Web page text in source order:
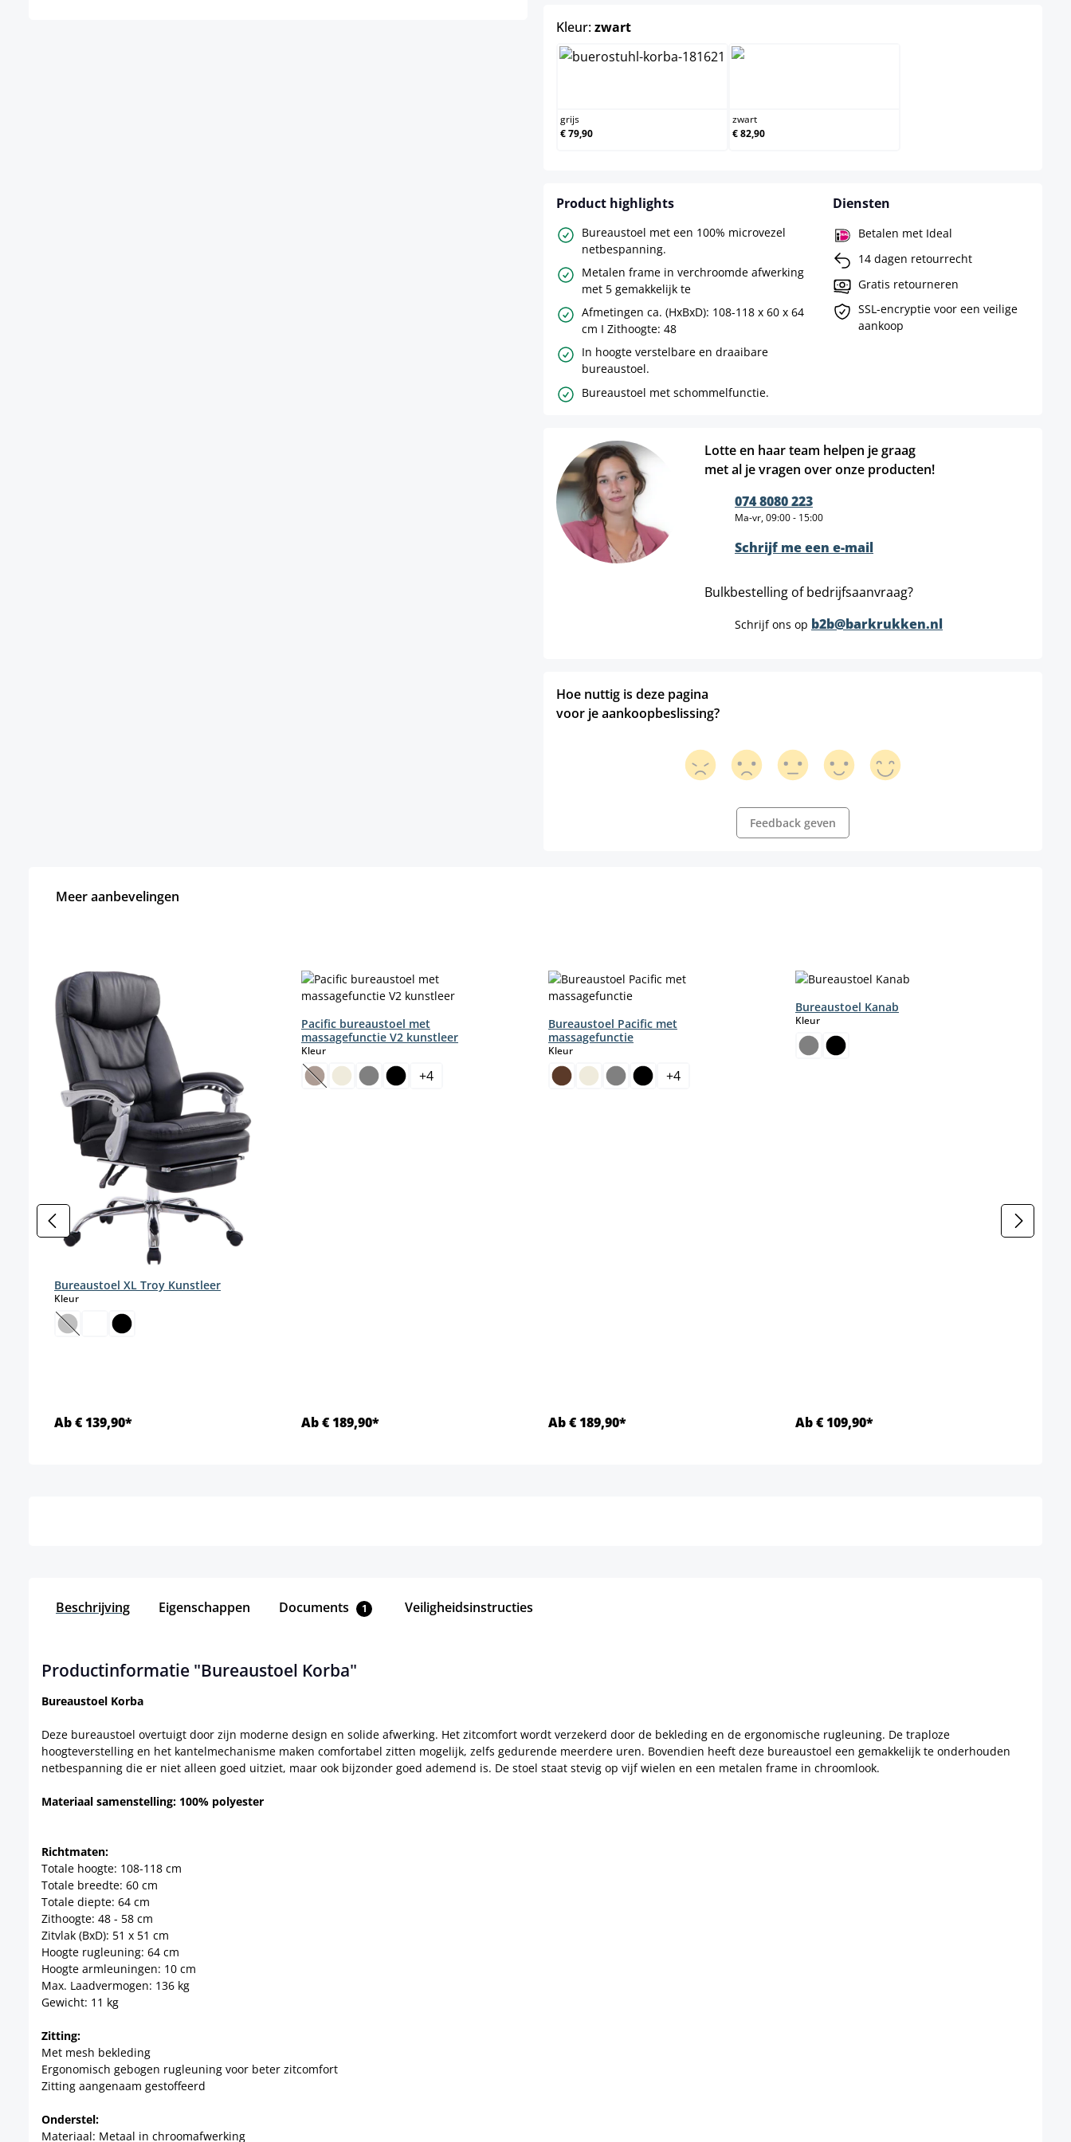
Kleur:zwartselect
grijs
€ 79,90
zwart
€ 82,90
Product highlights
Bureaustoel met een 100% microvezel
netbespanning.
Metalen frame in verchroomde afwerking
met 5 gemakkelijk te
Afmetingen ca. (HxBxD): 108-118 x 60 x 64
cm I Zithoogte: 48
In hoogte verstelbare en draaibare
bureaustoel.
Bureaustoel met schommelfunctie.
Diensten
Betalen met Ideal
14 dagen retourrecht
Gratis retourneren
SSL-encryptie voor een veilige
aankoop
Lotte en haar team helpen je graag
met al je vragen over onze producten!
074 8080 223
Ma-vr, 09:00 - 15:00
Schrijf me een e-mail
Bulkbestelling of bedrijfsaanvraag?
Schrijf ons op b2b@barkrukken.nl
Hoe nuttig is deze pagina
voor je aankoopbeslissing?
Feedback geven
Meer aanbevelingen
Bureaustoel XL Troy Kunstleer
Kleurselect
(Deze optie is momenteel niet beschikbaar.)
Ab € 139,90*
Pacific bureaustoel met
massagefunctie V2 kunstleer
Kleurselect
(Deze optie is momenteel niet beschikbaar.)
+4
Ab € 189,90*
Bureaustoel Pacific met
massagefunctie
Kleurselect
+4
Ab € 189,90*
Bureaustoel Kanab
Kleurselect
Ab € 109,90*
Beschrijving Eigenschappen Documents 1 Veiligheidsinstructies
Productinformatie "Bureaustoel Korba"
Bureaustoel Korba
Deze bureaustoel overtuigt door zijn moderne design en solide afwerking. Het zitcomfort wordt verzekerd door de bekleding en de ergonomische rugleuning. De traploze
hoogteverstelling en het kantelmechanisme maken comfortabel zitten mogelijk, zelfs gedurende meerdere uren. Bovendien heeft deze bureaustoel een gemakkelijk te onderhouden
netbespanning die er niet alleen goed uitziet, maar ook bijzonder goed ademend is. De stoel staat stevig op vijf wielen en een metalen frame in chroomlook.
Materiaal samenstelling: 100% polyester
Richtmaten:
Totale hoogte: 108-118 cm
Totale breedte: 60 cm
Totale diepte: 64 cm
Zithoogte: 48 - 58 cm
Zitvlak (BxD): 51 x 51 cm
Hoogte rugleuning: 64 cm
Hoogte armleuningen: 10 cm
Max. Laadvermogen: 136 kg
Gewicht: 11 kg
Zitting:
Met mesh bekleding
Ergonomisch gebogen rugleuning voor beter zitcomfort
Zitting aangenaam gestoffeerd
Onderstel:
Materiaal: Metaal in chroomafwerking